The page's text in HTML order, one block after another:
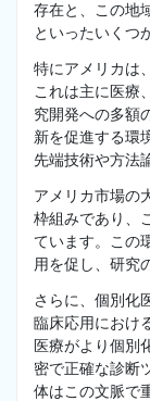
存在と、この地
といったいくつ
特にアメリカは
これは主に医療
究開発への多額
新を促進する環
先端技術や方法
アメリカ市場の
枠組みであり、
ています。この
用を促し、研究
さらに、個別化
臨床応用におけ
医療がより個別
密で正確な診断
体はこの文脈で